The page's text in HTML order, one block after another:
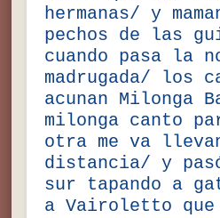
hermanas/ y
pechos de las
cuando pasa la
madrugada/ los
acunan Milonga
milonga canto
otra me va
distancia/ y
sur tapando a
a Vairoletto